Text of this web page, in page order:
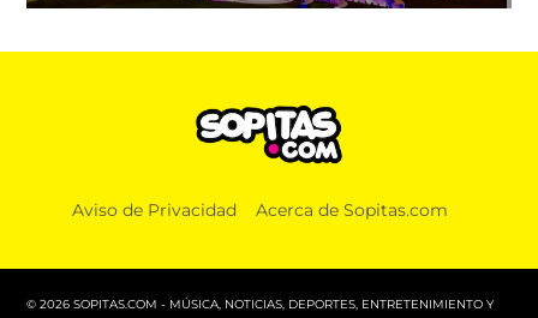
Aviso de Privacidad Acerca de Sopitas.com
© 2026 SOPITAS.COM - MÚSICA, NOTICIAS, DEPORTES, ENTRETENIMIENTO Y